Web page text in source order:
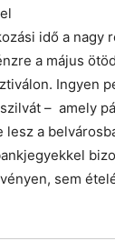
idő a nagy
a május
Ingyen
– amely
a
sem